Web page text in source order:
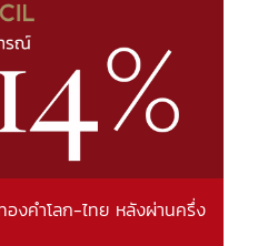
งคำโลก-ไทย หลังผ่านครึ่ง